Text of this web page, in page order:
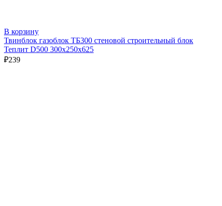
В корзину
Твинблок газоблок ТБ300 стеновой строительный блок
Теплит D500 300х250х625
₽239